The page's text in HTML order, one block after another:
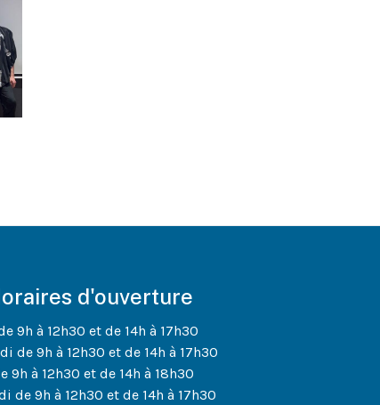
d'ouverture
9h à 12h30 et de 14h à 17h30
de 9h à 12h30 et de 14h à 17h30
9h à 12h30 et de 14h à 18h30
de 9h à 12h30 et de 14h à 17h30